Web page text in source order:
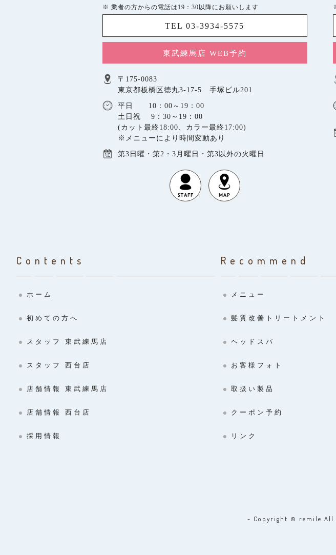
※ 業者の方からの電話は19：30以降にお願いします
TEL 03-3934-5575
東武練馬店 WEB予約
〒175-0083
東京都板橋区徳丸3-17-5 手塚ビル201
平日 10：00～19：00
土日祝 9：30～19：00
(カット最終18:00、カラー最終17:00)
※メニューにより時間変動あり
第3日曜・第2・3月曜日・第3以外の火曜日
Contents
ホーム
初めての方へ
スタッフ 東武練馬店
スタッフ 西台店
店舗情報 東武練馬店
店舗情報 西台店
採用情報
Recommend
メニュー
髪質改善トリートメント
ヘッドスパ
お客様フォト
取扱い製品
クーポン予約
リンク
- Copyright © remile All